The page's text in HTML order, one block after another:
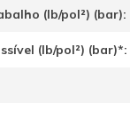
(lb/pol²) (bar):
(lb/pol²) (bar)*: